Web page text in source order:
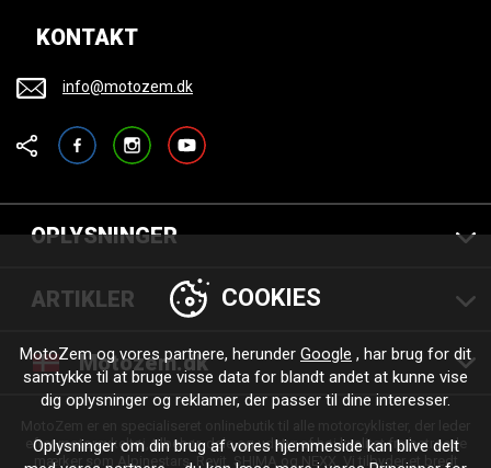
KONTAKT
info@motozem.dk
FacebookInstagramYouTube
OPLYSNINGER
ARTIKLER
Motozem.dk
efter motorcykeltøj, tilbehør, dele og udstyr af høj kvalitet fra betroede
mærker som Alpinestars, Revit, SHIMA og NEXX. Vi tilbyder et bredt
COOKIES
MotoZem og vores partnere, herunder Google , har brug for dit
samtykke til at bruge visse data for blandt andet at kunne vise
dig oplysninger og reklamer, der passer til dine interesser.
Oplysninger om din brug af vores hjemmeside kan blive delt